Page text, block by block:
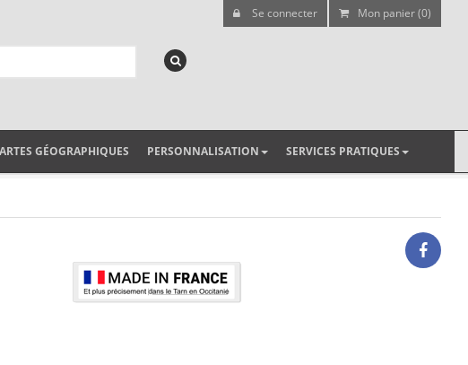
Se connecter Mon panier (0)
GÉOGRAPHIQUES PERSONNALISATION SERVICES PRATIQUES